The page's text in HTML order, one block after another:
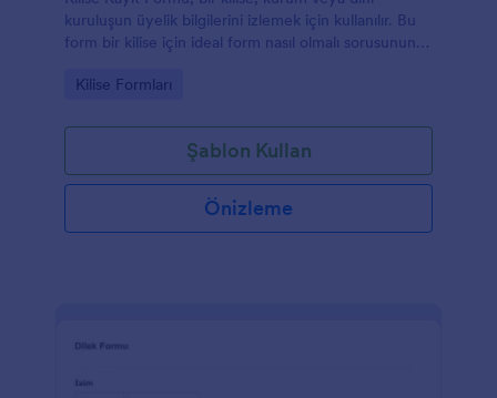
kuruluşun üyelik bilgilerini izlemek için kullanılır. Bu
form bir kilise için ideal form nasıl olmalı sorusunun
Papaz veya piskopos gibi belirli bir pozisyona
olacaktır. Ücretsiz ve online Kilise Kayıt Formu
şablonuyla kiliseniz için üyelik bilgilerini takip edin!
Özel alanlar veya entegrasyonlarla kiliseniz için
iletişim bilgilerini kolayca toplayın. Ücretsiz Form
Oluşturucu ile bu Kilise Kayıt Formunu ihtiyaçlarınıza
olmak üzere 100'den fazla güçlü uygulamayla
Go to Category:
Kilise Formları
Şablon Kullan
Önizleme